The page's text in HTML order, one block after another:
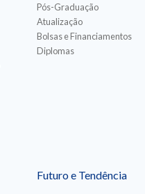
Pós-Graduação
Atualização
Bolsas e Financiamentos
Diplomas
Futuro e Tendência